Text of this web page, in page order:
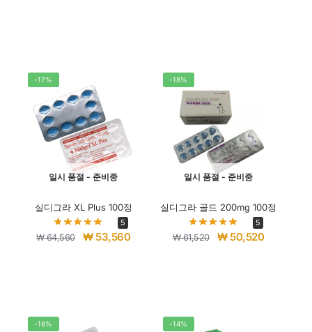
-17%
일시 품절 - 준비중
실디그라 XL Plus 100정
5
₩64,560 ₩53,560
-18%
일시 품절 - 준비중
실디그라 골드 200mg 100정
5
₩61,520 ₩50,520
-18% -14%